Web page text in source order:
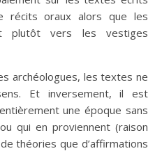
récits oraux alors que les
plutôt vers les vestiges
archéologues, les textes ne
Et inversement, il est
une époque sans
qui en proviennent (raison
théories que d’affirmations